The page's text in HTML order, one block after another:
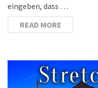
eingeben, dass …
READ MORE